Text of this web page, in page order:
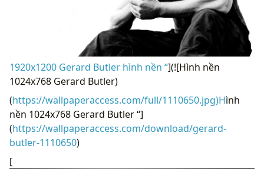
1920x1200 Gerard Butler hình nền “](![Hình nền
1024x768 Gerard Butler)
(https://wallpaperaccess.com/full/1110650.jpg)Hình
nền 1024x768 Gerard Butler “]
(https://wallpaperaccess.com/download/gerard-
butler-1110650)
[